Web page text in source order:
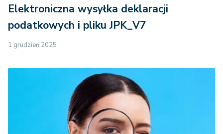
Elektroniczna wysyłka deklaracji
podatkowych i pliku JPK_V7
1 grudzień 2025